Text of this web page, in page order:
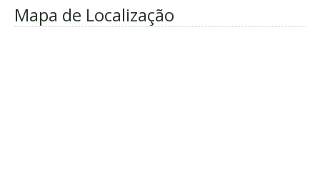
Mapa de Localização